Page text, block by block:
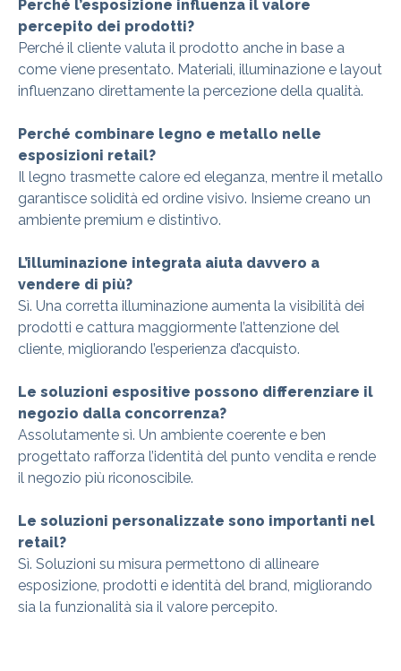
Perché l’esposizione influenza il valore
percepito dei prodotti?
Perché il cliente valuta il prodotto anche in base a
come viene presentato. Materiali, illuminazione e layout
influenzano direttamente la percezione della qualità.
Perché combinare legno e metallo nelle
esposizioni retail?
Il legno trasmette calore ed eleganza, mentre il metallo
garantisce solidità ed ordine visivo. Insieme creano un
ambiente premium e distintivo.
L’illuminazione integrata aiuta davvero a
vendere di più?
Sì. Una corretta illuminazione aumenta la visibilità dei
prodotti e cattura maggiormente l’attenzione del
cliente, migliorando l’esperienza d’acquisto.
Le soluzioni espositive possono differenziare il
negozio dalla concorrenza?
Assolutamente sì. Un ambiente coerente e ben
progettato rafforza l’identità del punto vendita e rende
il negozio più riconoscibile.
Le soluzioni personalizzate sono importanti nel
retail?
Sì. Soluzioni su misura permettono di allineare
esposizione, prodotti e identità del brand, migliorando
sia la funzionalità sia il valore percepito.